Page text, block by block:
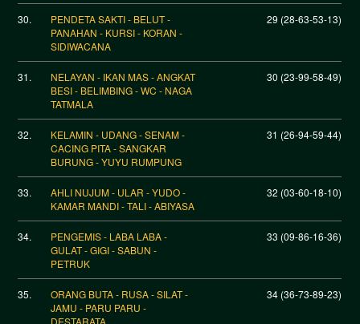
30.
PENDETA SAKTI - BELUT -
PANAHAN - KURSI - KORAN -
SIDIWACANA
29 (28-63-53-13)
31.
NELAYAN - IKAN MAS - ANGKAT
BESI - BELIMBING - WC - NAGA
TATMALA
30 (23-99-58-49)
32.
KELAMIN - UDANG - SENAM -
CACING PITA - SANGKAR
BURUNG - YUYU RUMPUNG
31 (26-94-59-44)
33.
AHLI NUJUM - ULAR - YUDO -
KAMAR MANDI - TALI - ABIYASA
32 (03-60-18-10)
34.
PENGEMIS - LABA LABA -
GULAT - GIGI - SABUN -
PETRUK
33 (09-86-16-36)
35.
ORANG BUTA - RUSA - SILAT -
JAMU - PARU PARU -
DESTARATA
34 (36-73-89-23)